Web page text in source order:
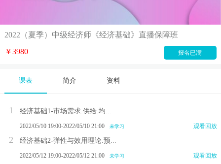
2022（夏季）中级经济师《经济基础》直播保障班
￥3980
报名已满
课表 简介 资料
1 经济基础1-市场需求.供给.均...
2022/05/10 19:00-2022/05/10 21:00 未学习 观看回放
2 经济基础2-弹性与效用理论.预...
2022/05/12 19:00-2022/05/12 21:00 未学习 观看回放